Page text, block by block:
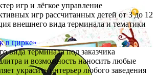
игр и лёгкое управление
игр рассчитанных детей от 3 до 12
внешнего вида терминала и тематики
в цирке»
вида терминала под заказчика
и возможность наносить любые
украсить интерьер любого заведения